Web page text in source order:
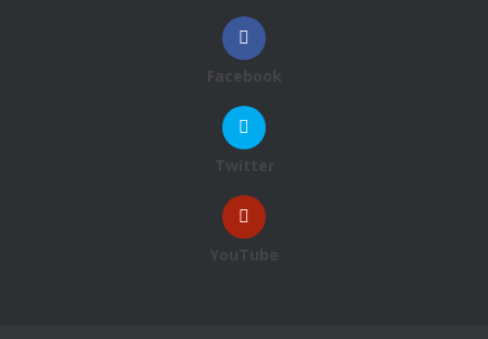
Facebook
Twitter
YouTube